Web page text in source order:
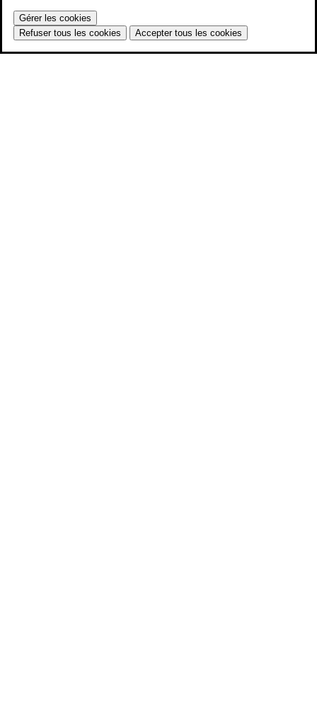
Gérer les cookies
Refuser tous les cookies
Accepter tous les cookies